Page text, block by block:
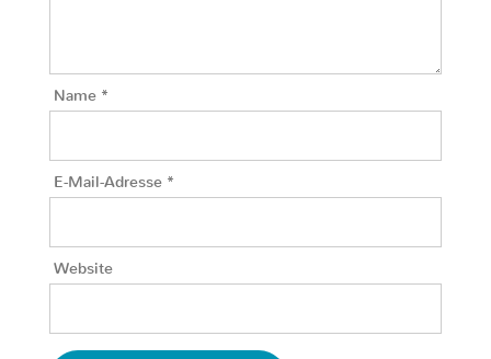
Name *
E-Mail-Adresse *
Website